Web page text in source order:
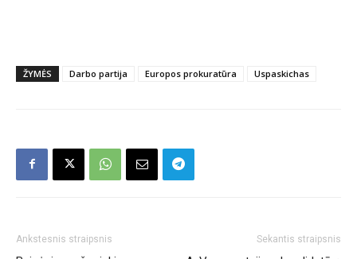
ŽYMĖS Darbo partija Europos prokuratūra Uspaskichas
Ankstesnis straipsnis Sekantis straipsnis